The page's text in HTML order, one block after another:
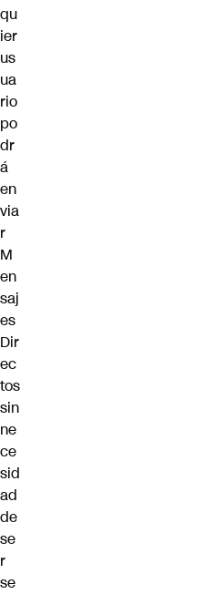
qu
ier
us
ua
rio
po
dr
á
en
via
r
M
en
saj
es
Dir
ec
tos
sin
ne
ce
sid
ad
de
se
r
se